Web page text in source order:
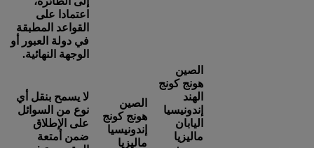
اعتمادا على
القواعد المطبقة
في دولة العبور أو
الوجهة النهائية.
الصين
هونج كونج
الهند
إندونيسيا
اليابان
ماليزيا
الصين
هونج كونج
إندونيسيا
ماليزيا
لا يسمح بنقل أي
نوع من السوائل
على الإطلاق
ضمن أمتعة